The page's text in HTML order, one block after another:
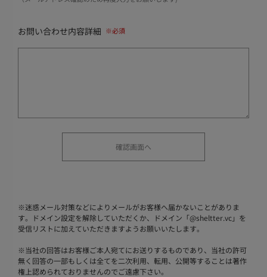
お問い合わせ内容詳細
※迷惑メール対策などによりメールがお客様へ届かないことがありま
す。ドメイン設定を解除していただくか、ドメイン「@sheltter.vc」を
受信リストに加えていただきますようお願いいたします。
※当社の回答はお客様ご本人宛てにお送りするものであり、当社の許可
無く回答の一部もしくは全てを二次利用、転用、公開等することは著作
権上認められておりませんのでご遠慮下さい。